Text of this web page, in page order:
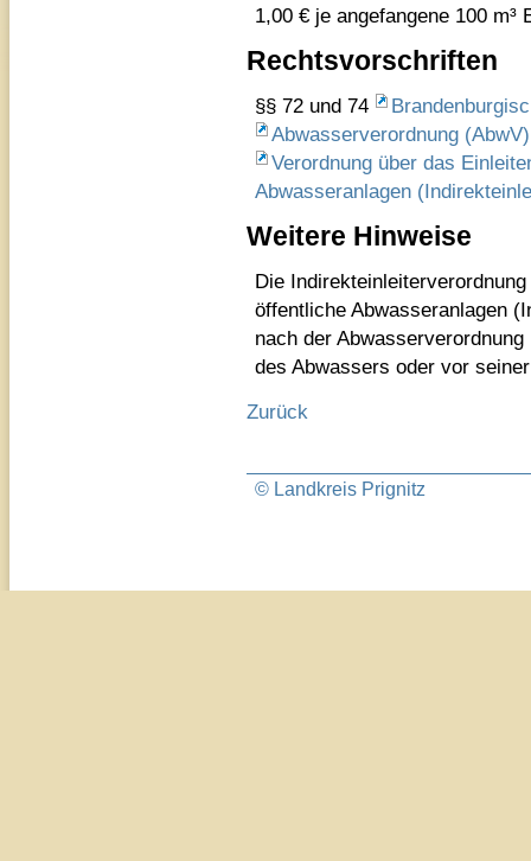
1,00 € je angefangene 100 m³
Rechtsvorschriften
§§ 72 und 74
Abwasserverordnung (AbwV)
Verordnung über das
Abwasseranlagen
Weitere Hinweise
Die
öffentliche Abwasseranlagen
nach der
des Abwassers oder vor
Zurück
© Landkreis Prignitz